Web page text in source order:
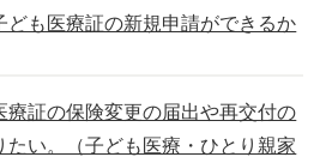
ども医療証の新規申請ができるか
療証の保険変更の届出や再交付の
たい。（子ども医療・ひとり親家